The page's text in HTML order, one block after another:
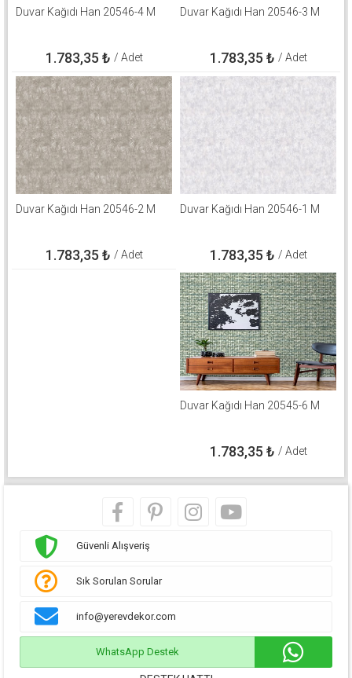
Duvar Kağıdı Han 20546-4 M
1.783,35 ₺ / Adet
Duvar Kağıdı Han 20546-3 M
1.783,35 ₺ / Adet
Duvar Kağıdı Han 20546-2 M
1.783,35 ₺ / Adet
Duvar Kağıdı Han 20546-1 M
1.783,35 ₺ / Adet
Duvar Kağıdı Han 20545-6 M
1.783,35 ₺ / Adet
Güvenli Alışveriş
Sık Sorulan Sorular
info@yerevdekor.com
WhatsApp Destek